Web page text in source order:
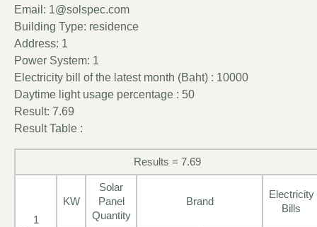
Email: 1@solspec.com
Building Type: residence
Address: 1
Power System: 1
Electricity bill of the latest month (Baht) : 10000
Daytime light usage percentage : 50
Result: 7.69
Result Table :
Results = 7.69
1
KW
Solar
Panel
Quantity
Brand
Electricity
Bills